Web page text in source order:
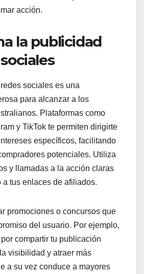
acción.
la publicidad
sociales es una
para alcanzar a los
Plataformas como
y TikTok te permiten dirigirte
específicos, facilitando
potenciales. Utiliza
y llamadas a la acción claras
a tus enlaces de afiliados.
promociones o concursos que
del usuario. Por ejemplo,
compartir tu publicación
visibilidad y atraer más
a su vez conduce a mayores